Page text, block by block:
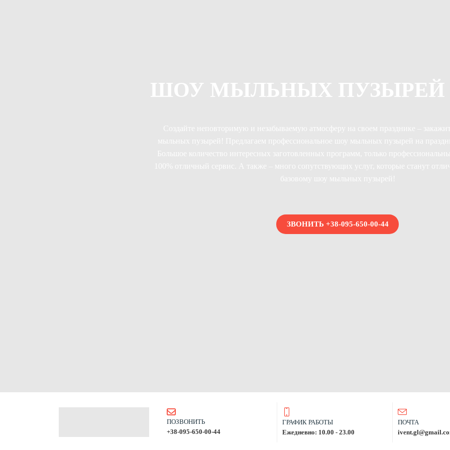
ШОУ МЫЛЬНЫХ ПУЗЫРЕЙ
Создайте неповторимую и незабываемую атмосферу на своем празднике –
мыльных пузырей! Предлагаем профессиональное шоу мыльных пузырей на
Большое количество интересных заготовленных программ, только
100% отличный сервис. А также – много сопутствующих услуг, которые станут
базовому шоу мыльных пузырей!
ЗВОНИТЬ +38-095-650-00-44
ПОЗВОНИТЬ
+38-095-650-00-44
ГРАФИК РАБОТЫ
Ежедневно: 10.00 - 23.00
ПОЧТА